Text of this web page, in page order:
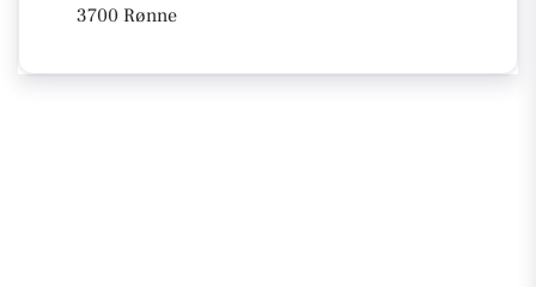
3700 Rønne